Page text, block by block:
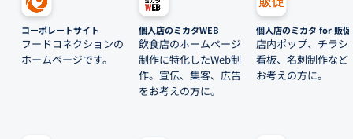
コーポレートサイト
フードコネクションの
ホームページです。
個人店のミカタWEB
飲食店のホームページ
制作に特化したWeb制
作。宣伝、集客、広告
をお考えの方に。
個人店のミカタ for 販促
店内ポップ、チラシ
看板、名刺制作など
お考えの方に。